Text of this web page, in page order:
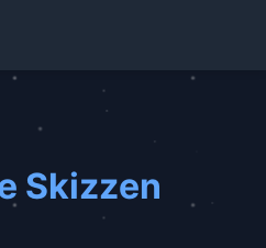
Skizzen